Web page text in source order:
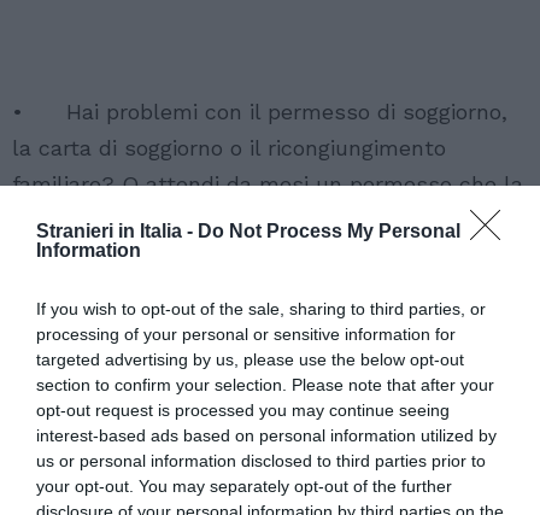
Stranieri in Italia - Do Not Process My Personal
Information
If you wish to opt-out of the sale, sharing to third parties, or
processing of your personal or sensitive information for
targeted advertising by us, please use the below opt-out
section to confirm your selection. Please note that after your
opt-out request is processed you may continue seeing
interest-based ads based on personal information utilized by
us or personal information disclosed to third parties prior to
your opt-out. You may separately opt-out of the further
disclosure of your personal information by third parties on the
• Hai problemi con il permesso di soggiorno,
la carta di soggiorno o il ricongiungimento
familiare? O attendi da mesi un permesso che la
Questura ti darà quasi scaduto?
avvocato perché la Questura non ha uno
sportello informativo al quale rivolgersi senza
intermediari?
• La Questura ti ha dato un permesso di
pochi mesi quando avresti diritto a un rinnovo